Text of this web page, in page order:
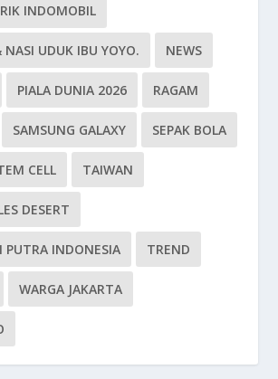
INDOMOBIL
UDUK IBU YOYO. NEWS
PIALA DUNIA 2026 RAGAM
SAMSUNG GALAXY SEPAK BOLA
CELL TAIWAN
DESERT
PUTRA INDONESIA TREND
WARGA JAKARTA